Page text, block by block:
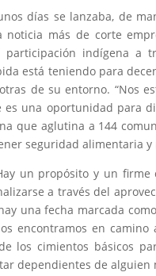
días se lanzaba, de
más de corte
indígena a
está teniendo para
de su entorno. “Nos
una oportunidad para
que aglutina a 144
seguridad alimentaria y
un propósito y un
a través del
una fecha marcada
encontramos en
los cimientos básicos
dependientes de